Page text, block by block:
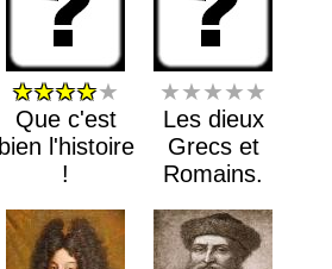
★★★★★
Que c'est
bien l'histoire
!
★★★★★
Les dieux
Grecs et
Romains.